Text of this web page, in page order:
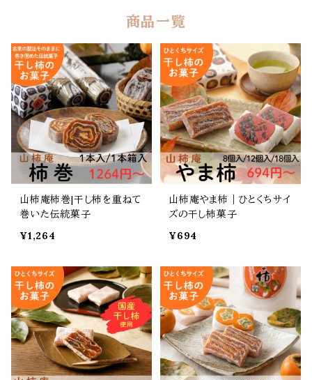
商品一覧
山柿庵柿巻|干し柿を重ねて
巻いた伝統菓子
¥1,264
山柿庵やま柿｜ひとくちサイ
ズの干し柿菓子
¥694